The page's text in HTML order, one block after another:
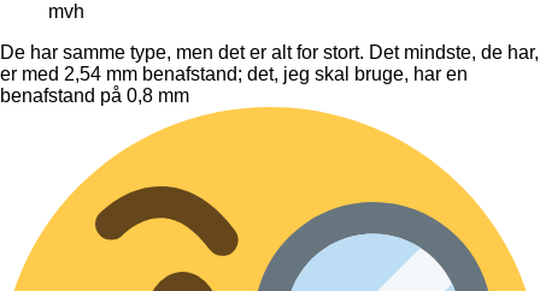
mvh
De har samme type, men det er alt for stort. Det mindste, de har,
er med 2,54 mm benafstand; det, jeg skal bruge, har en
benafstand på 0,8 mm